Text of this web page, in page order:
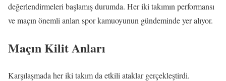
değerlendirmeleri başlamış durumda. Her iki takımın performansı
ve maçın önemli anları spor kamuoyunun gündeminde yer alıyor.
Maçın Kilit Anları
Karşılaşmada her iki takım da etkili ataklar gerçekleştirdi.